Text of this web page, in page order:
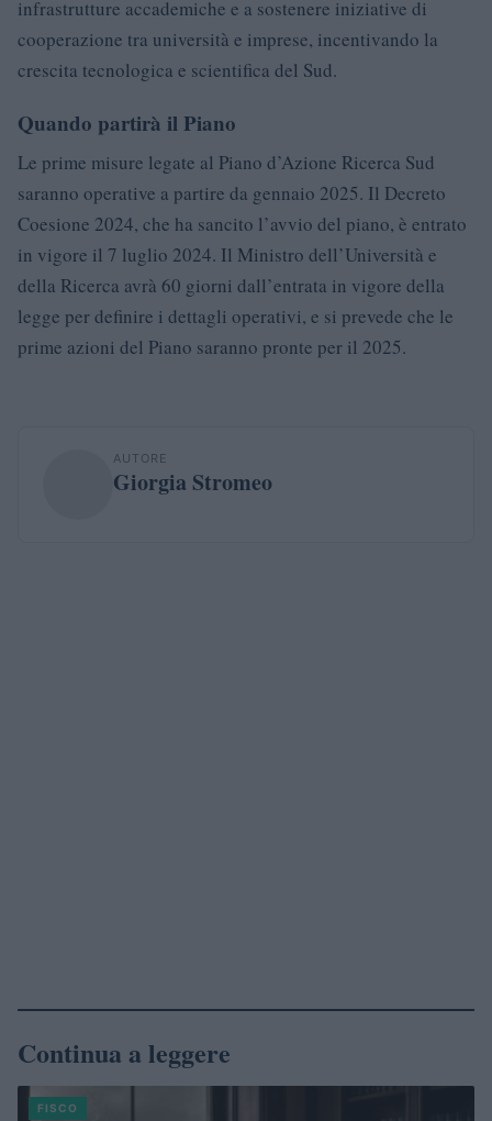
infrastrutture accademiche e a sostenere iniziative di
cooperazione tra università e imprese, incentivando la
crescita tecnologica e scientifica del Sud.
Quando partirà il Piano
Le prime misure legate al Piano d’Azione Ricerca Sud
saranno operative a partire da gennaio 2025. Il Decreto
Coesione 2024, che ha sancito l’avvio del piano, è entrato
in vigore il 7 luglio 2024. Il Ministro dell’Università e
della Ricerca avrà 60 giorni dall’entrata in vigore della
legge per definire i dettagli operativi, e si prevede che le
prime azioni del Piano saranno pronte per il 2025.
AUTORE
Giorgia Stromeo
Continua a leggere
FISCO